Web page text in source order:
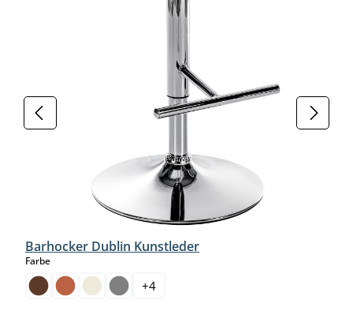
Barhocker Dublin Kunstleder
Farbeauswählen
+4